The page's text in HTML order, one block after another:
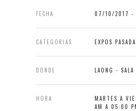
FECHA 07/10/2017 -
CATEGORIAS EXPOS
DONDE LAONG - SALA
HORA
MARTES A
AM A 05:00